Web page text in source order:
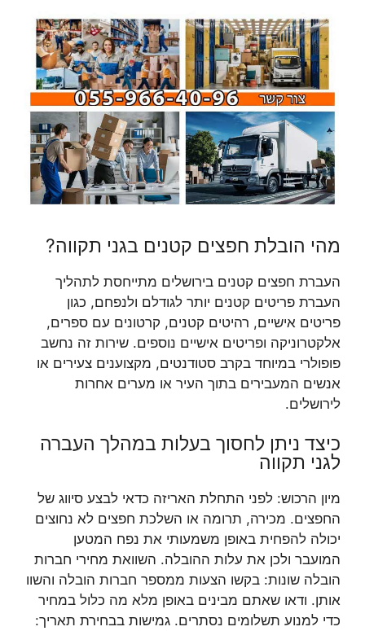
מהי הובלת חפצים קטנים בגני תקווה?
העברת חפצים קטנים בירושלים מתייחסת לתהליך
העברת פריטים קטנים יותר לגודלם ולנפחם, כגון
פריטים אישיים, רהיטים קטנים, קרטונים עם ספרים,
אלקטרוניקה ופריטים אישיים נוספים. שירות זה נחשב
פופולרי במיוחד בקרב סטודנטים, מקצוענים צעירים או
אנשים המעבירים בתוך העיר או מערים אחרות
לירושלים.
כיצד ניתן לחסוך בעלות במהלך העברה
לגני תקווה
מיון הרכוש: לפני התחלת האריזה כדאי לבצע סיווג של
החפצים. מכירה, תרומה או השלכת חפצים לא נחוצים
יכולה להפחית באופן משמעותי את נפח המטען
המועבר ולכן את עלות ההובלה. השוואת מחירי חברות
הובלה שונות: בקשו הצעות ממספר חברות הובלה והשוו
אותן. ודאו שאתם מבינים באופן מלא מה כלול במחיר
כדי למנוע תשלומים נסתרים. גמישות בבחירת תאריך: